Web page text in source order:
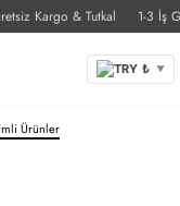
Kargo & Tutkal 1-3 İş
TRY ₺ ▼
Ürünler